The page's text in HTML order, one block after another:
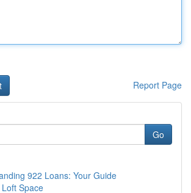
Report Page
Go
922 Loans: Your Guide
Space